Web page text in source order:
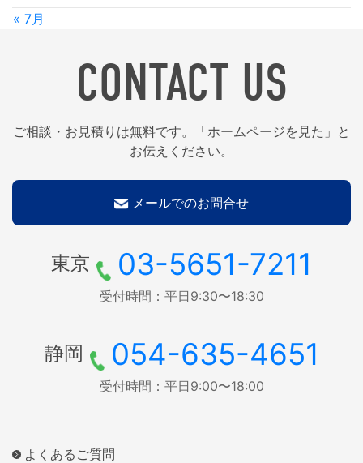
« 7月
CONTACT US
ご相談・お見積りは無料です。「ホームページを見た」と
お伝えください。
メールでのお問合せ
東京 03-5651-7211
受付時間：平日9:30〜18:30
静岡 054-635-4651
受付時間：平日9:00〜18:00
よくあるご質問